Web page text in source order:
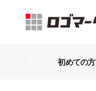
初めての方